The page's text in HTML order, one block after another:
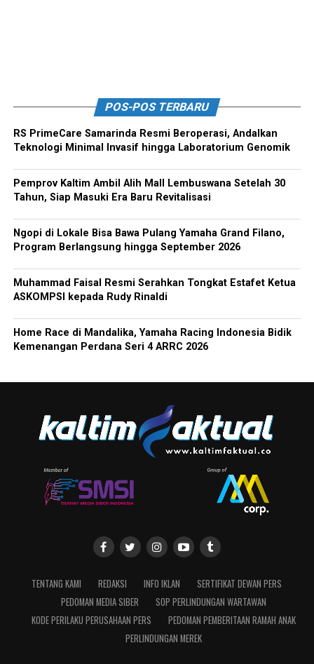
POS-POS TERBARU
RS PrimeCare Samarinda Resmi Beroperasi, Andalkan
Teknologi Minimal Invasif hingga Laboratorium Genomik
Pemprov Kaltim Ambil Alih Mall Lembuswana Setelah 30
Tahun, Siap Masuki Era Baru Revitalisasi
Ngopi di Lokale Bisa Bawa Pulang Yamaha Grand Filano,
Program Berlangsung hingga September 2026
Muhammad Faisal Resmi Serahkan Tongkat Estafet Ketua
ASKOMPSI kepada Rudy Rinaldi
Home Race di Mandalika, Yamaha Racing Indonesia Bidik
Kemenangan Perdana Seri 4 ARRC 2026
TENTANG KAMI REDAKSI INFO IKLAN
SERTIFIKAT DEWAN PERS
PEDOMAN MEDIA SIBER
SOP PERLINDUNGAN WARTAWAN
KODE PERILAKU PERUSAHAAN PERS
PEDOMAN PEMBERITAAN RAMAH ANAK
PERLINDUNGAN MEREK